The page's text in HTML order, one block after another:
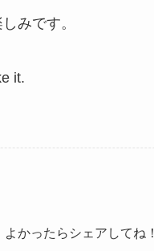
みです。
it.
よかったらシェアしてね！